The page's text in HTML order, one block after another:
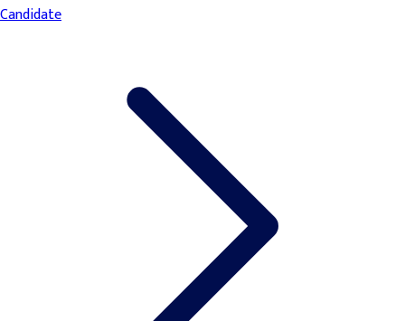
Candidate